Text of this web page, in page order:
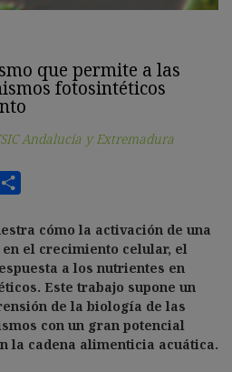
que permite a las
fotosintéticos
Andalucía y Extremadura
cómo la activación de una
el crecimiento celular, el
a los nutrientes en
Este trabajo supone un
de la biología de las
con un gran potencial
la cadena alimenticia acuática.